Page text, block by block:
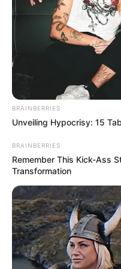
A Câmara de
vereador Leandro
Jairo Antônio da Silva,
de Safia”, para um
BRAINBERRIES
Unveiling Hypocrisy: 15
BRAINBERRIES
Remember This Kick-Ass
Transformation